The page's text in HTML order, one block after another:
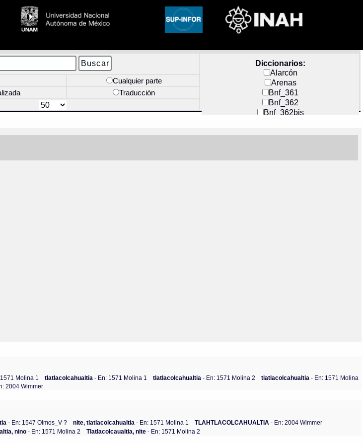
Diccionarios:
Alarcón
Arenas
Bnf_361
Bnf_362
Bnf_362bis
Docs_México
Cualquier parte
Traducción
Molina 1 tlatlacolcahualtia- En: 1571 Molina 1 tlatlacolcahualtia- En: 1571 Molina 2 tlatlacolcahualtia- En: 1571 Molina
2004 Wimmer
- En: 1547 Olmos_V ? nite, tlatlacolcahualtia - En: 1571 Molina 1 TLAHTLACOLCAHUALTIA - En: 2004 Wimmer
nino - En: 1571 Molina 2 Tlatlacolcaualtia, nite - En: 1571 Molina 2